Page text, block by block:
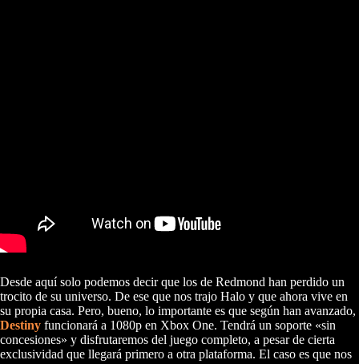
Desde aquí solo podemos decir que los de Redmond han perdido un
trocito de su universo. De ese que nos trajo Halo y que ahora vive en
su propia casa. Pero, bueno, lo importante es que según han avanzado,
Destiny funcionará a 1080p en Xbox One. Tendrá un soporte «sin
concesiones» y disfrutaremos del juego completo, a pesar de cierta
exclusividad que llegará primero a otra plataforma. El caso es que nos